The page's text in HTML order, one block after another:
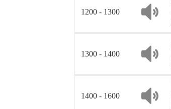
1200 - 1300
1300 - 1400
1400 - 1600